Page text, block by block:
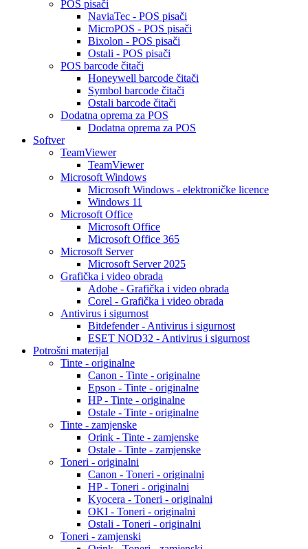
POS pisači
NaviaTec - POS pisači
MicroPOS - POS pisači
Bixolon - POS pisači
Ostali - POS pisači
POS barcode čitači
Honeywell barcode čitači
Symbol barcode čitači
Ostali barcode čitači
Dodatna oprema za POS
Dodatna oprema za POS
Softver
TeamViewer
TeamViewer
Microsoft Windows
Microsoft Windows - elektroničke licence
Windows 11
Microsoft Office
Microsoft Office
Microsoft Office 365
Microsoft Server
Microsoft Server 2025
Grafička i video obrada
Adobe - Grafička i video obrada
Corel - Grafička i video obrada
Antivirus i sigurnost
Bitdefender - Antivirus i sigurnost
ESET NOD32 - Antivirus i sigurnost
Potrošni materijal
Tinte - originalne
Canon - Tinte - originalne
Epson - Tinte - originalne
HP - Tinte - originalne
Ostale - Tinte - originalne
Tinte - zamjenske
Orink - Tinte - zamjenske
Ostale - Tinte - zamjenske
Toneri - originalni
Canon - Toneri - originalni
HP - Toneri - originalni
Kyocera - Toneri - originalni
OKI - Toneri - originalni
Ostali - Toneri - originalni
Toneri - zamjenski